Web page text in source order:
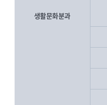
생활문화분과